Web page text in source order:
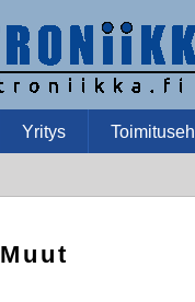
Yritys
Muut